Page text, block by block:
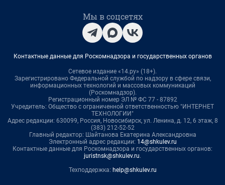
Мы в соцсетях
Контактные данные для Роскомнадзора и государственных органов
Сетевое издание «14.ру» (18+).
Зарегистрировано Федеральной службой по надзору в сфере связи,
информационных технологий и массовых коммуникаций
(Роскомнадзор).
Регистрационный номер ЭЛ № ФС 77 - 87892
Учредитель: Общество с ограниченной ответственностью "ИНТЕРНЕТ
ТЕХНОЛОГИИ"
Адрес редакции: 630099, Россия, Новосибирск, ул. Ленина, д. 12, 6 этаж, 8
(383) 212-52-52
Главный редактор: Шайтанова Екатерина Александровна
Электронный адрес редакции: 14@shkulev.ru
Контактные данные для Роскомнадзора и государственных органов:
juristnsk@shkulev.ru.
Техподдержка: help@shkulev.ru